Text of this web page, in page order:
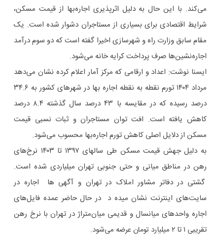
می‌کند. با این حال به دلیل اثرپذیری اجاره‌بها از قیمت مسکن،
شرایط اقتصادی برای بسیاری از مستاجران دشوار شده است. یک
مقام سابق وزارت راه و شهرسازی اخیرا گفته است که دو سوم درآمد
اجاره‌نشین‌ها صرف پرداخت کرایه خانه می‌شود.
ایسنا نوشت: اعداد و ارقامی که مرکز آمار اعلام کرده نشان می‌دهد
مرداد ۱۴۰۴ تورم نقطه به نقطه اجاره بها در شهرهای کشور به ۳۴.۶
درصد رسیده که در مقایسه با ۴۳ درصد سال گذشته ۸.۴ درصد
کاهش یافته است. افت توان مستاجران و ثبات نسبی قیمت
مسکن از دلایل اصلی کاهش تورم اجاره‌بها محسوب می‌شود.
به دلیل جهش قیمت مسکن طی سالهای ۱۳۹۷ تا ۱۴۰۳ نرخ‌های
رهن در مناطق میانی و حتی جنوبی تهران میلیاردی شده است.
گشتی در دفاتر مشاور املاک در تهران و آگهی ها اجاره در
سایت‌های اینترنت نشان میده د در حال حاضر عمده فایل‌های
اجاره واحدهای میانسال و قدیمی میان‌متراژ در تهران با نرخ رهن
تقریبی ۱ تا ۲ میلیارد تومان عرضه می‌شود.